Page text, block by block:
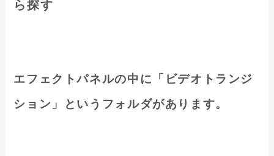
ら探す
エフェクトパネルの中に「ビデオトランジ
ション」というフォルダがあります。